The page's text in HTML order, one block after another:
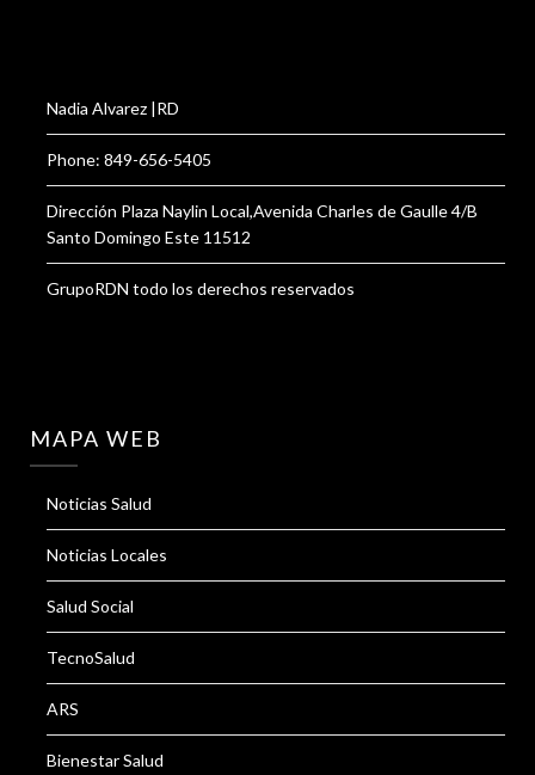
Nadia Alvarez |RD
Phone: 849-656-5405
Dirección Plaza Naylin Local,Avenida Charles de Gaulle 4/B
Santo Domingo Este 11512
GrupoRDN todo los derechos reservados
MAPA WEB
Noticias Salud
Noticias Locales
Salud Social
TecnoSalud
ARS
Bienestar Salud